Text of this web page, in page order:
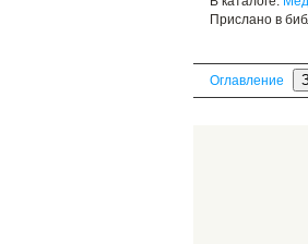
Прислано в
Оглавление